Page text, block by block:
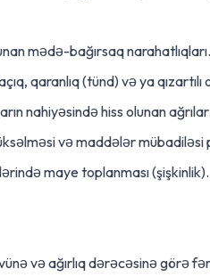
mədə-bağırsaq narahatlıqları.
qaranlıq (tünd) və ya qızartılı
nahiyəsində hiss olunan ağrılar.
və maddələr mübadiləsi
maye toplanması (şişkinlik).
və ağırlıq dərəcəsinə görə